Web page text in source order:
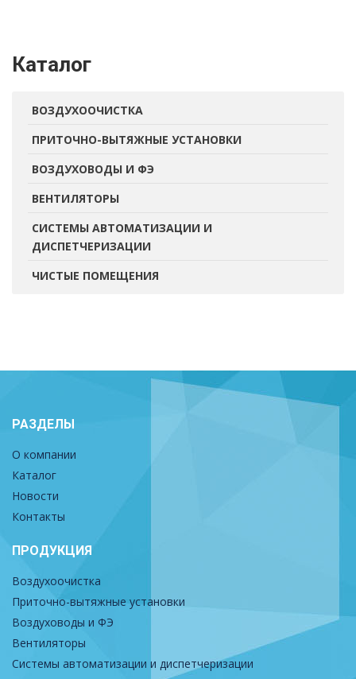
Каталог
ВОЗДУХООЧИСТКА
ПРИТОЧНО-ВЫТЯЖНЫЕ УСТАНОВКИ
ВОЗДУХОВОДЫ И ФЭ
ВЕНТИЛЯТОРЫ
СИСТЕМЫ АВТОМАТИЗАЦИИ И
ДИСПЕТЧЕРИЗАЦИИ
ЧИСТЫЕ ПОМЕЩЕНИЯ
РАЗДЕЛЫ
О компании
Каталог
Новости
Контакты
ПРОДУКЦИЯ
Воздухоочистка
Приточно-вытяжные установки
Воздуховоды и ФЭ
Вентиляторы
Системы автоматизации и диспетчеризации